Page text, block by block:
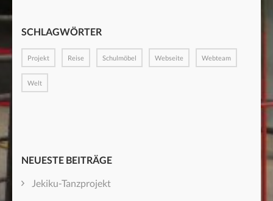
SCHLAGWÖRTER
Projekt Reise Schulmöbel Webseite Webteam
Welt
NEUESTE BEITRÄGE
Jekiku-Tanzprojekt